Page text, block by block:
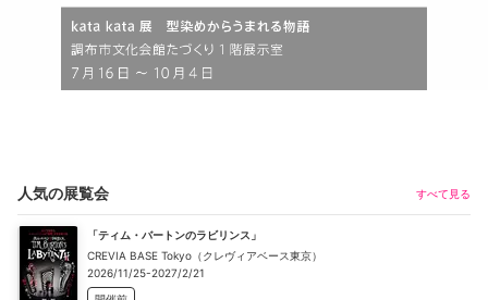
人気の展覧会 すべて見る
「ティム・バートンのラビリンス」
CREVIA BASE Tokyo（クレヴィアベース東京）
2026/11/25-2027/2/21